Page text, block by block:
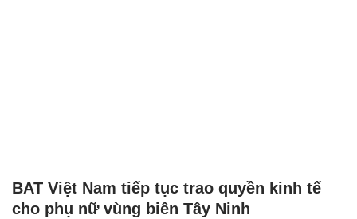
BAT Việt Nam tiếp tục trao quyền kinh tế
cho phụ nữ vùng biên Tây Ninh